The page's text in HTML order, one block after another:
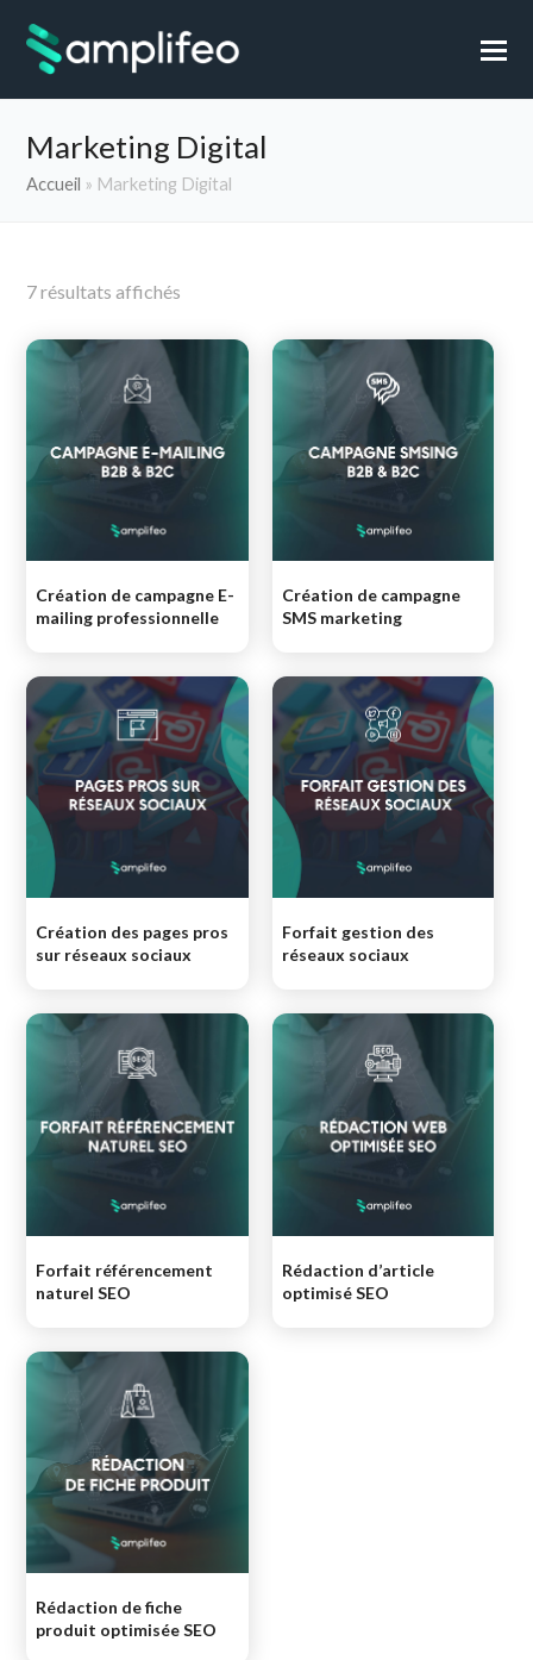
Marketing Digital
Accueil » Marketing Digital
7 résultats affichés
Création de campagne E-
mailing professionnelle
Création de campagne
SMS marketing
Création des pages pros
sur réseaux sociaux
Forfait gestion des
réseaux sociaux
Forfait référencement
naturel SEO
Rédaction d’article
optimisé SEO
Rédaction de fiche
produit optimisée SEO